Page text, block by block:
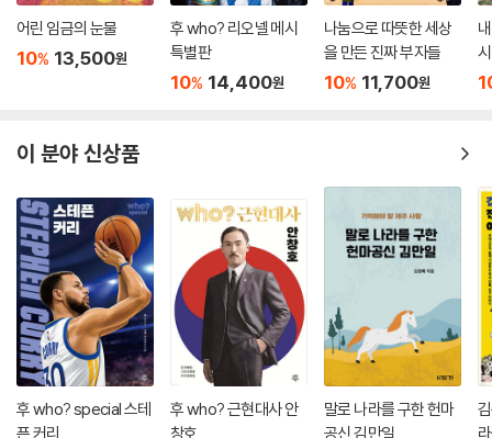
어린 임금의 눈물
10% 13,500원
후 who? 리오넬 메시
특별판
10% 14,400원
나눔으로 따뜻한 세상
을 만든 진짜 부자들
10% 11,700원
이 분야 신상품
후 who? special 스테
픈 커리
후 who? 근현대사 안
창호
말로 나라를 구한 헌마
공신 김만일